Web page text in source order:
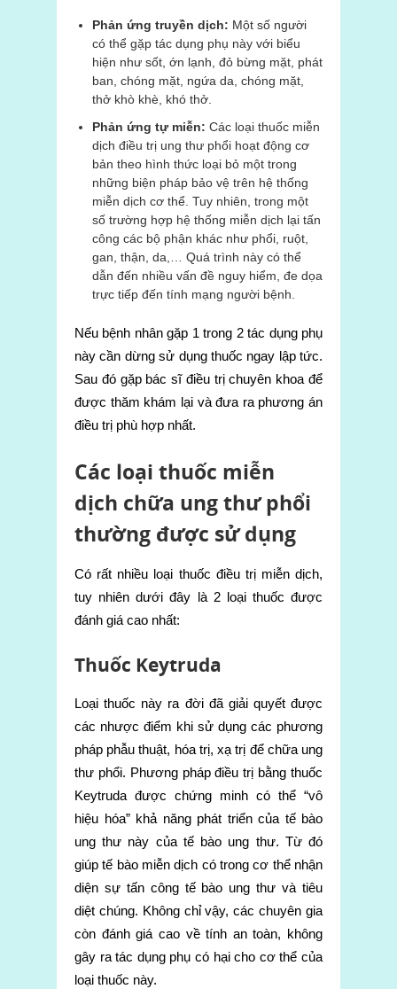
Phản ứng truyền dịch: Một số người
có thể gặp tác dụng phụ này với biểu
hiện như sốt, ớn lạnh, đỏ bừng mặt, phát
ban, chóng mặt, ngứa da, chóng mặt,
thở khò khè, khó thở.
Phản ứng tự miễn: Các loại thuốc miễn
dịch điều trị ung thư phổi hoạt động cơ
bản theo hình thức loại bỏ một trong
những biện pháp bảo vệ trên hệ thống
miễn dịch cơ thể. Tuy nhiên, trong một
số trường hợp hệ thống miễn dịch lại tấn
công các bộ phận khác như phổi, ruột,
gan, thận, da,… Quá trình này có thể
dẫn đến nhiều vấn đề nguy hiểm, đe dọa
trực tiếp đến tính mạng người bệnh.
Nếu bệnh nhân gặp 1 trong 2 tác dụng phụ
này cần dừng sử dụng thuốc ngay lập tức.
Sau đó gặp bác sĩ điều trị chuyên khoa để
được thăm khám lại và đưa ra phương án
điều trị phù hợp nhất.
Các loại thuốc miễn
dịch chữa ung thư phổi
thường được sử dụng
Có rất nhiều loại thuốc điều trị miễn dịch,
tuy nhiên dưới đây là 2 loại thuốc được
đánh giá cao nhất:
Thuốc Keytruda
Loại thuốc này ra đời đã giải quyết được
các nhược điểm khi sử dụng các phương
pháp phẫu thuật, hóa trị, xạ trị để chữa ung
thư phổi. Phương pháp điều trị bằng thuốc
Keytruda được chứng minh có thể “vô
hiệu hóa” khả năng phát triển của tế bào
ung thư này của tế bào ung thư. Từ đó
giúp tế bào miễn dịch có trong cơ thể nhận
diện sự tấn công tế bào ung thư và tiêu
diệt chúng. Không chỉ vậy, các chuyên gia
còn đánh giá cao về tính an toàn, không
gây ra tác dụng phụ có hại cho cơ thể của
loại thuốc này.